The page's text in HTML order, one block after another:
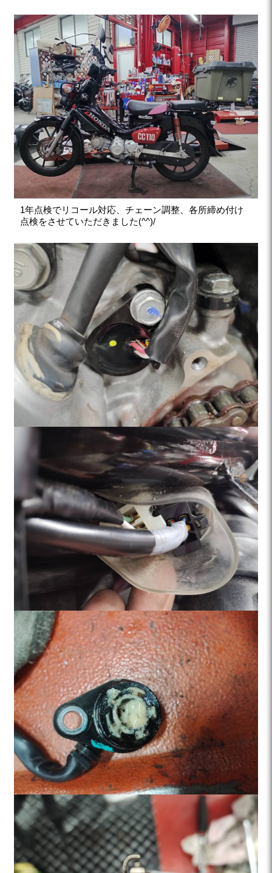
1年点検でリコール対応、チェーン調整、各所締め付け
点検をさせていただきました(^^)/